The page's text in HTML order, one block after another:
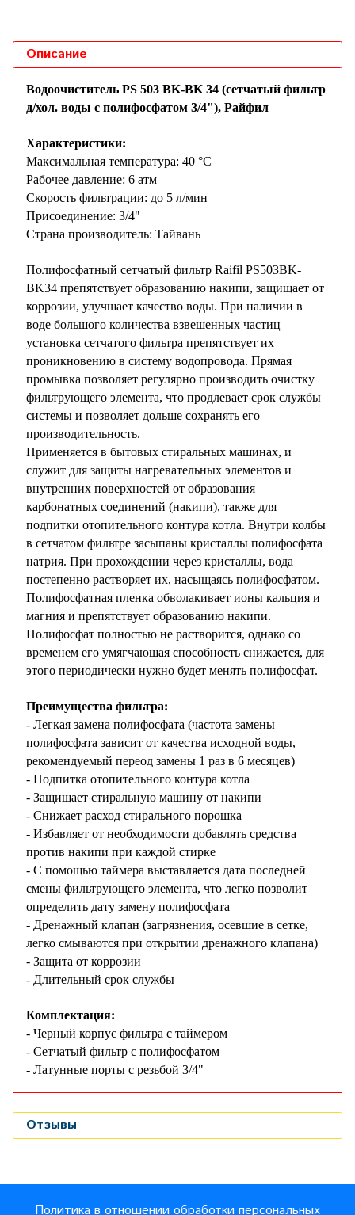
Описание
Водоочиститель PS 503 BK-BK 34 (сетчатый фильтр
д/хол. воды с полифосфатом 3/4"), Райфил
Характеристики:
Максимальная температура: 40 °С
Рабочее давление: 6 атм
Скорость фильтрации: до 5 л/мин
Присоединение: 3/4"
Страна производитель: Тайвань
Полифосфатный сетчатый фильтр Raifil PS503BK-
BK34 препятствует образованию накипи, защищает от
коррозии, улучшает качество воды. При наличии в
воде большого количества взвешенных частиц
установка сетчатого фильтра препятствует их
проникновению в систему водопровода. Прямая
промывка позволяет регулярно производить очистку
фильтрующего элемента, что продлевает срок службы
системы и позволяет дольше сохранять его
производительность.
Применяется в бытовых стиральных машинах, и
служит для защиты нагревательных элементов и
внутренних поверхностей от образования
карбонатных соединений (накипи), также для
подпитки отопительного контура котла. Внутри колбы
в сетчатом фильтре засыпаны кристаллы полифосфата
натрия. При прохождении через кристаллы, вода
постепенно растворяет их, насыщаясь полифосфатом.
Полифосфатная пленка обволакивает ионы кальция и
магния и препятствует образованию накипи.
Полифосфат полностью не растворится, однако со
временем его умягчающая способность снижается, для
этого периодически нужно будет менять полифосфат.
Преимущества фильтра:
- Легкая замена полифосфата (частота замены
полифосфата зависит от качества исходной воды,
рекомендуемый переод замены 1 раз в 6 месяцев)
- Подпитка отопительного контура котла
- Защищает стиральную машину от накипи
- Снижает расход стирального порошка
- Избавляет от необходимости добавлять средства
против накипи при каждой стирке
- С помощью таймера выставляется дата последней
смены фильтрующего элемента, что легко позволит
определить дату замену полифосфата
- Дренажный клапан (загрязнения, осевшие в сетке,
легко смываются при открытии дренажного клапана)
- Защита от коррозии
- Длительный срок службы
Комплектация:
- Черный корпус фильтра с таймером
- Сетчатый фильтр с полифосфатом
- Латунные порты с резьбой 3/4"
Отзывы
Политика в отношении обработки персональных